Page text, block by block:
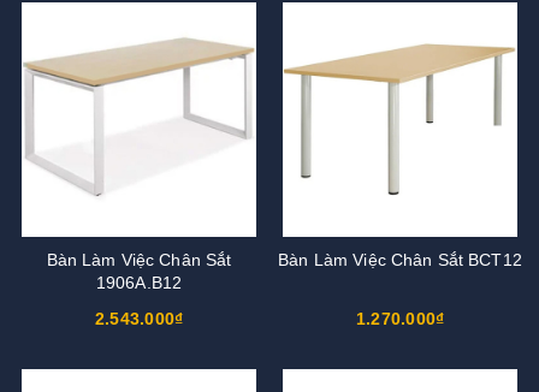
Bàn Làm Việc Chân Sắt
1906A.B12
2.543.000₫
Bàn Làm Việc Chân Sắt BCT12
1.270.000₫